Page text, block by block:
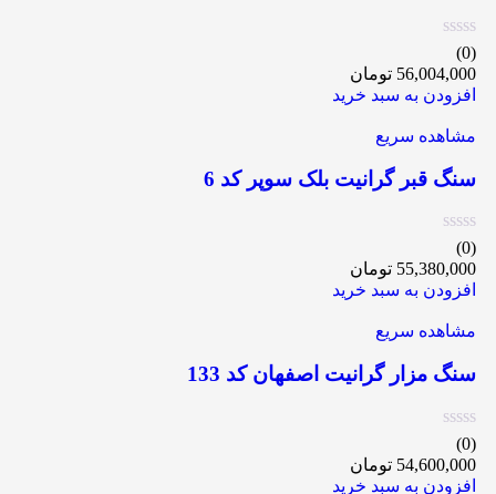
(0)
56,004,000 تومان
افزودن به سبد خرید
مشاهده سریع
سنگ قبر گرانیت بلک سوپر کد 6
(0)
55,380,000 تومان
افزودن به سبد خرید
مشاهده سریع
سنگ مزار گرانیت اصفهان کد 133
(0)
54,600,000 تومان
افزودن به سبد خرید